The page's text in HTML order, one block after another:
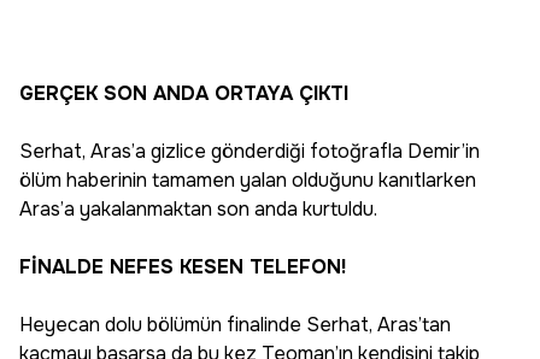
GERÇEK SON ANDA ORTAYA ÇIKTI
Serhat, Aras’a gizlice gönderdiği fotoğrafla Demir’in
ölüm haberinin tamamen yalan olduğunu kanıtlarken
Aras’a yakalanmaktan son anda kurtuldu.
FİNALDE NEFES KESEN TELEFON!
Heyecan dolu bölümün finalinde Serhat, Aras’tan
kaçmayı başarsa da bu kez Teoman’ın kendisini takip